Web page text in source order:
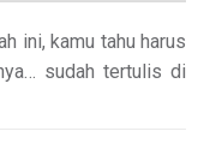
ini, kamu tahu harus
sudah tertulis di